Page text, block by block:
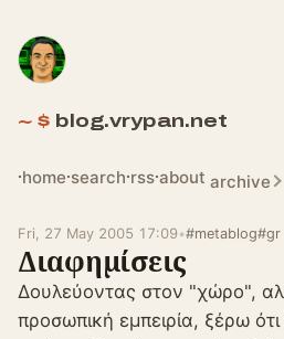
blog.vrypan.net
home search rss about archive
Fri, 27 May 2005 17:09•#metablog#gr
Διαφημίσεις
Δουλεύοντας στον "χώρο",
προσωπική εμπειρία, ξέρω